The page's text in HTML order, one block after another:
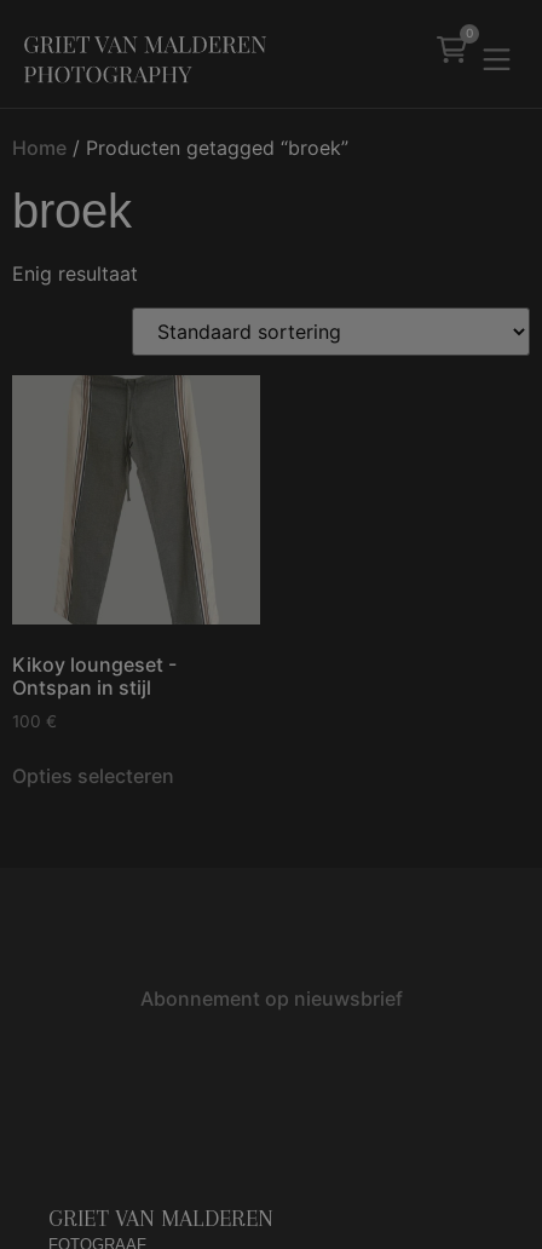
0
Home / Producten getagged “broek”
broek
Enig resultaat
Kikoy loungeset -
Ontspan in stijl
100 €
Opties selecteren
Abonnement op nieuwsbrief
GRIET VAN MALDEREN
FOTOGRAAF